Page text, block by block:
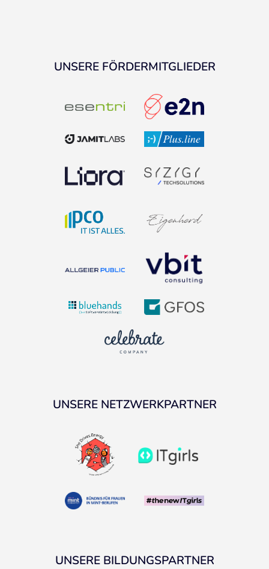
UNSERE FÖRDERMITGLIEDER
UNSERE NETZWERKPARTNER
UNSERE BILDUNGSPARTNER